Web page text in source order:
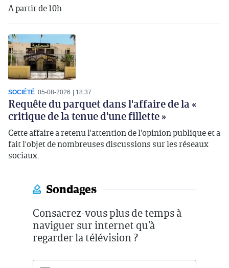
A partir de 10h
SOCIÉTÉ 05-08-2026 18:37
Requête du parquet dans l'affaire de la «
critique de la tenue d'une fillette »
Cette affaire a retenu l'attention de l'opinion publique et a
fait l'objet de nombreuses discussions sur les réseaux
sociaux.
Sondages
Consacrez-vous plus de temps à
naviguer sur internet qu’à
regarder la télévision ?